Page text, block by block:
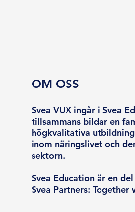
OM OSS
Svea VUX ingår i Svea
tillsammans bildar en
högkvalitativa
inom näringslivet och
sektorn.
Svea Education är en
Svea Partners: Together